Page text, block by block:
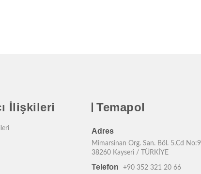
İlişkileri Temapol
Adres
Mimarsinan Org. San. Böl. 5.Cd No:9
38260 Kayseri / TÜRKİYE
Telefon +90 352 321 20 66